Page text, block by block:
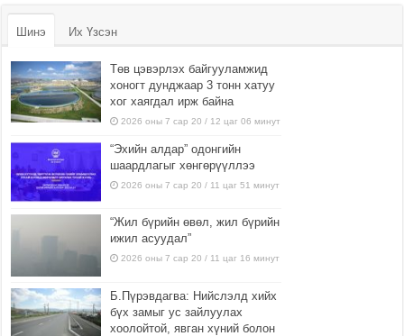
Шинэ Их Үзсэн
Төв цэвэрлэх байгууламжид
хоногт дунджаар 3 тонн хатуу
хог хаягдал ирж байна
2026 оны 7 сар 20 / 12 цаг 06 минут
“Эхийн алдар” одонгийн
шаардлагыг хөнгөрүүллээ
2026 оны 7 сар 20 / 11 цаг 51 минут
“Жил бүрийн өвөл, жил бүрийн
ижил асуудал”
2026 оны 7 сар 20 / 11 цаг 16 минут
Б.Пүрэвдагва: Нийслэлд хийх
бүх замыг ус зайлуулах
хоолойтой, явган хүний болон